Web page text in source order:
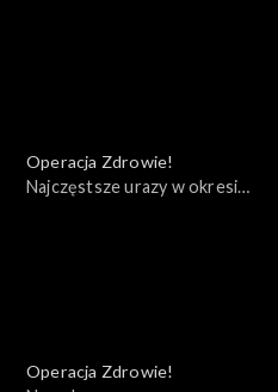
Operacja Zdrowie!
Najczęstsze urazy w okresie
Operacja Zdrowie!